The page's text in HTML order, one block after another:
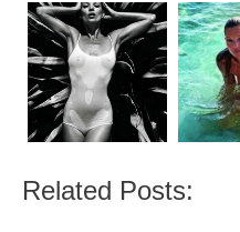
Related Posts: